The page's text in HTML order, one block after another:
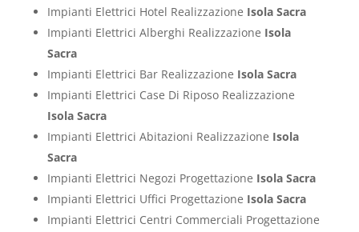
Impianti Elettrici Hotel Realizzazione Isola Sacra
Impianti Elettrici Alberghi Realizzazione Isola
Sacra
Impianti Elettrici Bar Realizzazione Isola Sacra
Impianti Elettrici Case Di Riposo Realizzazione
Isola Sacra
Impianti Elettrici Abitazioni Realizzazione Isola
Sacra
Impianti Elettrici Negozi Progettazione Isola Sacra
Impianti Elettrici Uffici Progettazione Isola Sacra
Impianti Elettrici Centri Commerciali Progettazione